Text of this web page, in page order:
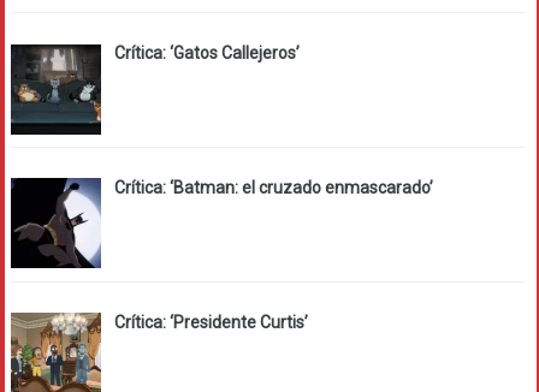
Crítica: ‘Gatos Callejeros’
Crítica: ‘Batman: el cruzado enmascarado’
Crítica: ‘Presidente Curtis’